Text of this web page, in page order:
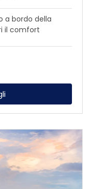
a bordo della
il comfort